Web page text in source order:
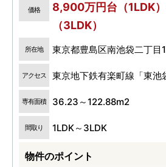
価格
8,900万円台（1LDK
（3LDK）
所在地 東京都豊島区南池袋二丁目
アクセス 東京地下鉄有楽町線「東池
専有面積 36.23～122.88m2
間取り 1LDK～3LDK
物件のポイント